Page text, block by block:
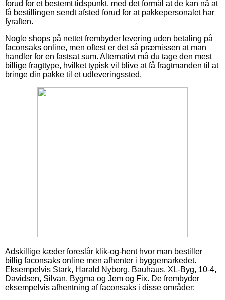
forud for et bestemt tidspunkt, med det formål at de kan nå at
få bestillingen sendt afsted forud for at pakkepersonalet har
fyraften.
Nogle shops på nettet frembyder levering uden betaling på
faconsaks online, men oftest er det så præmissen at man
handler for en fastsat sum. Alternativt må du tage den mest
billige fragttype, hvilket typisk vil blive at få fragtmanden til at
bringe din pakke til et udleveringssted.
Adskillige kæder foreslår klik-og-hent hvor man bestiller
billig faconsaks online men afhenter i byggemarkedet.
Eksempelvis Stark, Harald Nyborg, Bauhaus, XL-Byg, 10-4,
Davidsen, Silvan, Bygma og Jem og Fix. De frembyder
eksempelvis afhentning af faconsaks i disse områder: